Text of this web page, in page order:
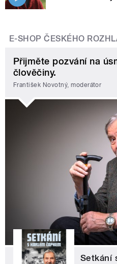
E-SHOP ČESKÉHO
Přijměte pozvání na
člověčiny.
František Novotný, moderátor
Setkání